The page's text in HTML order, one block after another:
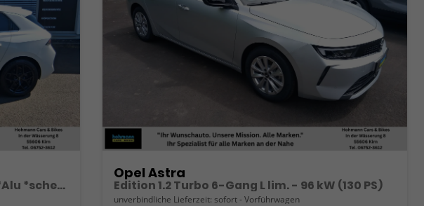
Edition 1.2 Turbo 6-Gang L Elegance *Alu *scheckheftgepflegt
Opel Astra
Edition 1.2 Turbo 6-Gang L lim. - 96 kW (130 PS)
unverbindliche Lieferzeit: sofort Vorführwagen